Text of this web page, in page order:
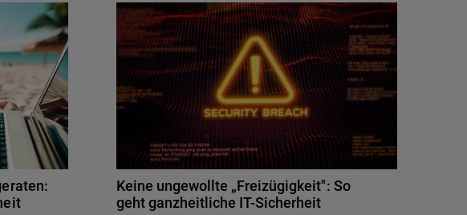
Keine ungewollte „Freizügigkeit": So
geht ganzheitliche IT-Sicherheit